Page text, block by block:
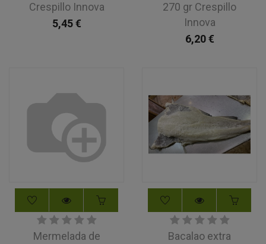
Crespillo Innova
5,45€
270 gr Crespillo
Innova
6,20€
Mermelada de Bacalao extra